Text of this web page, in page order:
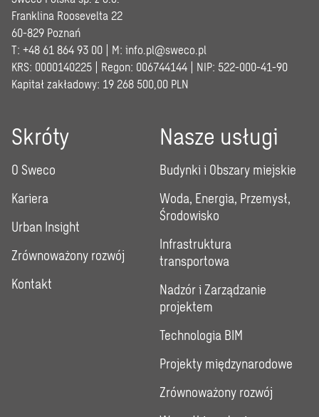
Franklina Roosevelta 22
60-829 Poznań
T: +48 61 864 93 00 | M: info.pl@sweco.pl
KRS: 0000140225 | Regon: 006744144 | NIP: 522-000-41-90
Kapitał zakładowy: 19 268 500,00 PLN
Skróty
O Sweco
Kariera
Urban Insight
Zrównoważony rozwój
Kontakt
Nasze usługi
Budynki i Obszary miejskie
Woda, Energia, Przemysł,
Środowisko
Infrastruktura
transportowa
Nadzór i Zarządzanie
projektem
Technologia BIM
Projekty międzynarodowe
Zrównoważony rozwój